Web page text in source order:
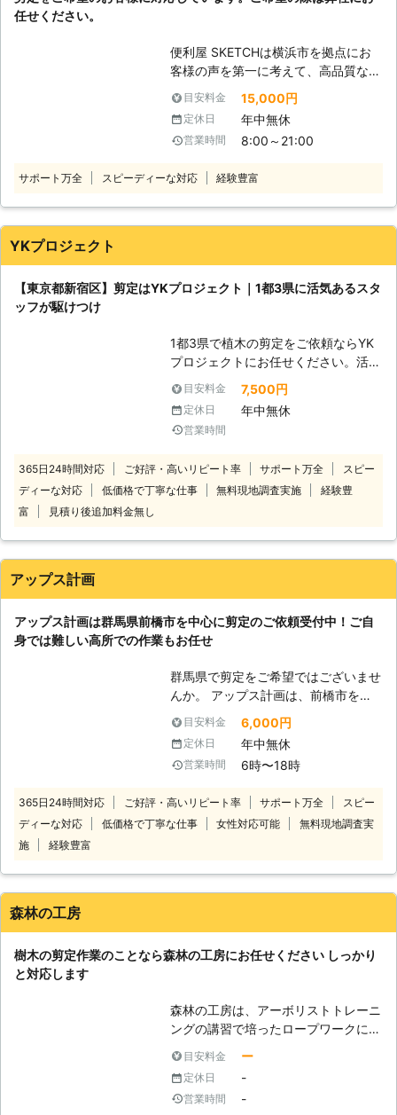
す。 【お客様を笑顔に。をモットー
に】 「NEOGARDEN」では、お客様
を第一に考え行動しております。 基
本的な挨拶はもちろん、お客様が不快
だと思うようなことは一切いたしませ
ん。 お庭の「困った」を親切・丁
ております。 また、弊社は東京都・
でも対応可能ですのでお気軽にお申し
るように、あらゆるご要望やご希望に
対応させていただきます。
任せください。
便利屋 SKETCHは横浜市を拠点にお
客様の声を第一に考えて、高品質なサ
ービスを提供しております。 業務内
容につきましては便利屋業(不用品回
収・遺品整理・剪定・伐採・ハウスク
リーニングetc)でお客様のお悩みを私
頼される街の便利屋を目指して日々奮
【便利屋 SKETCHの剪定について】
談ください。 ・仕事が忙しくて剪定
をやっている時間がない ・お庭を剪
定したいけど、うまくできない ・剪
定のプロにお願いしたい etc... 【剪定
の種類】 ・透かし剪定：伸びすぎた
かす剪定方法です。 ・切り戻し：枝
を半分から三分の一あたりで剪定し、
樹幹を保つ方法です。 ・刈り込み・
けておりますので、適当な作業は一切
いたしません。
目安料金 15,000円
定休日 年中無休
営業時間 8:00～21:00
サポート万全 スピーディーな対応 経験豊富
YKプロジェクト
【東京都新宿区】剪定はYKプロジェクト｜1都3県に活気あるスタ
ッフが駆けつけ
1都3県で植木の剪定をご依頼ならYK
プロジェクトにお任せください。活気
あふれるスタッフが丁寧・迅速に作業
しま
す。
<強みは若い力！剪定業者をお探
力でお庭仕事も手際よく対応します
すよね。 「体力に自信がない」とい
うお客様から「休日はゆっくり過ごし
たい」「プロに依頼して整えてほし
しゃるかと思います。そんなとき、庭
木の剪定は当店にお任せを！ <丁寧な
作業が好評！> 体力に自信のある若手
スタッフがはやく、丁寧な仕事をおこ
ないます。これまで植木業に従事して
いた経歴のあるスタッフが作業するの
す。 当店のサービスは「手軽にプロ
に依頼したい」そんな方におすすめで
すいお庭作りのお手伝いもできます。
（一例）】 ●千葉県野田市 依頼内
容：種類いろいろ3mくらいの木 本
数：10本以上 枝処分；希望 料金：
95,000円 ●千葉県船橋市 依頼内容；
シマネトリコ・もみじなど2ｍくらい
の木 本数：3本 枝処分：希望 料金：
目安料金 7,500円
定休日 年中無休
営業時間
365日24時間対応 ご好評・高いリピート率 サポート万全
スピー
ディーな対応
低価格で丁寧な仕事 無料現地調査実施
経験豊
富
見積り後追加料金無し
アップス計画
アップス計画は群馬県前橋市を中心に剪定のご依頼受付中！ご自
身では難しい高所での作業もお任せ
群馬県で剪定をご希望ではございませ
んか。 アップス計画は、前橋市を中
心に造園業者として庭木など剪定のご
依頼を承っております。 個人様や法
人様を問わず、お客様の様々なご要望
にも柔軟に対応いたしますので、まず
ご依頼、心からお待ちしております。
■ご自身では難しい高所の剪定もお任
す。 ご自身での高所作業は転落など
ただければ、高所作業車で作業をおこ
ないますので、形やバランスなど細か
某大手ホームセンターやスーパーチェ
ーン店など実績多数 アップス計画の
造園業は、これまで多くのお客様にご
ームセンターやスーパーチェーン店な
ど実績も多数。 店舗や個人邸、事務
目安料金 6,000円
定休日 年中無休
営業時間 6時〜18時
365日24時間対応 ご好評・高いリピート率 サポート万全
スピー
ディーな対応
低価格で丁寧な仕事 女性対応可能
無料現地調査実
施
経験豊富
森林の工房
樹木の剪定作業のことなら森林の工房にお任せください しっかり
と対応します
森林の工房は、アーボリストトレーニ
ングの講習で培ったロープワークによ
の剪定（枝のカットなど）を行うこと
ができます。枯れ枝の剪定など木を大
事に考えながら木にやさしい方法で剪
目安料金 ー
定休日 -
営業時間 -